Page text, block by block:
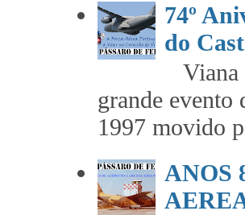
74º
do
Viana
grande evento
1997 movido
ANOS